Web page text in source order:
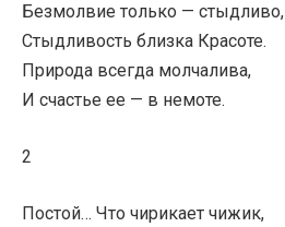
Безмолвие только — стыдливо,
Стыдливость близка Красоте.
Природа всегда молчалива,
И счастье ее — в немоте.
2
Постой… Что чирикает чижик,